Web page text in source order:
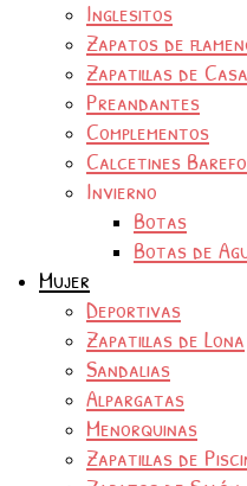
Inglesitos
Zapatos de
Zapatillas de Casa
Preandantes
Complementos
Calcetines
Invierno
Botas
Botas de
Mujer
Deportivas
Zapatillas de Lona
Sandalias
Alpargatas
Menorquinas
Zapatillas de